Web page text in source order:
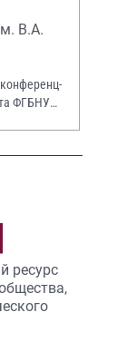
В.А.
ФГБНУ
ресурс